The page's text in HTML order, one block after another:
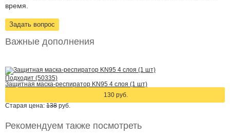
время.
Задать вопрос
Важные дополнения
Подходит (50335)
Защитная маска-респиратор KN95 4 слоя (1 шт)
130 руб.
Старая цена: 138 руб.
Рекомендуем также посмотреть